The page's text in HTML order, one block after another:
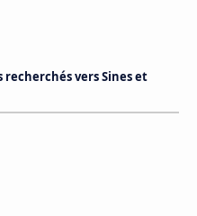
vers Sines et